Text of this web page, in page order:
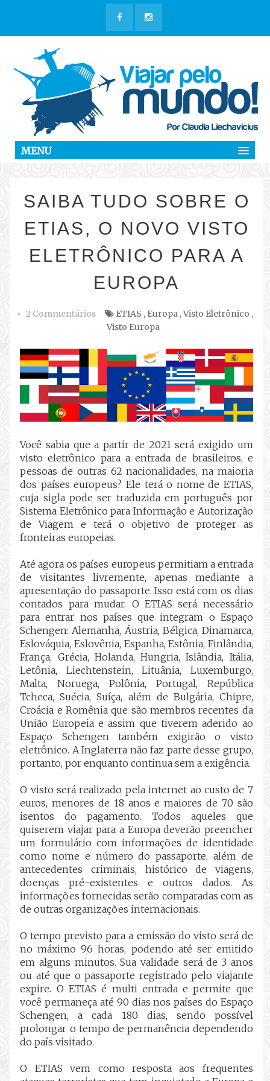
MENU
SAIBA TUDO SOBRE O
ETIAS, O NOVO VISTO
ELETRÔNICO PARA A
EUROPA
2 Commentários ETIAS , Europa,Visto Eletrônico ,
Visto Europa
Você sabia que a partir de 2021 será exigido um
visto eletrônico para a entrada de brasileiros, e
pessoas de outras 62 nacionalidades, na maioria
dos países europeus? Ele terá o nome de ETIAS,
cuja sigla pode ser traduzida em português por
Sistema Eletrônico para Informação e Autorização
de Viagem e terá o objetivo de proteger as
fronteiras europeias.
Até agora os países europeus permitiam a entrada
de visitantes livremente, apenas mediante a
apresentação do passaporte. Isso está com os dias
contados para mudar. O ETIAS será necessário
para entrar nos países que integram o Espaço
Schengen: Alemanha, Áustria, Bélgica, Dinamarca,
Eslováquia, Eslovênia, Espanha, Estônia, Finlândia,
França, Grécia, Holanda, Hungria, Islândia, Itália,
Letônia, Liechtenstein, Lituânia, Luxemburgo,
Malta, Noruega, Polônia, Portugal, República
Tcheca, Suécia, Suíça, além de Bulgária, Chipre,
Croácia e Romênia que são membros recentes da
União Europeia e assim que tiverem aderido ao
Espaço Schengen também exigirão o visto
eletrônico. A Inglaterra não faz parte desse grupo,
portanto, por enquanto continua sem a exigência.
O visto será realizado pela internet ao custo de 7
euros, menores de 18 anos e maiores de 70 são
isentos do pagamento. Todos aqueles que
quiserem viajar para a Europa deverão preencher
um formulário com informações de identidade
como nome e número do passaporte, além de
antecedentes criminais, histórico de viagens,
doenças pré-existentes e outros dados. As
informações fornecidas serão comparadas com as
de outras organizações internacionais.
O tempo previsto para a emissão do visto será de
no máximo 96 horas, podendo até ser emitido
em alguns minutos. Sua validade será de 3 anos
ou até que o passaporte registrado pelo viajante
expire. O ETIAS é multi entrada e permite que
você permaneça até 90 dias nos países do Espaço
Schengen, a cada 180 dias, sendo possível
prolongar o tempo de permanência dependendo
do país visitado.
O ETIAS vem como resposta aos frequentes